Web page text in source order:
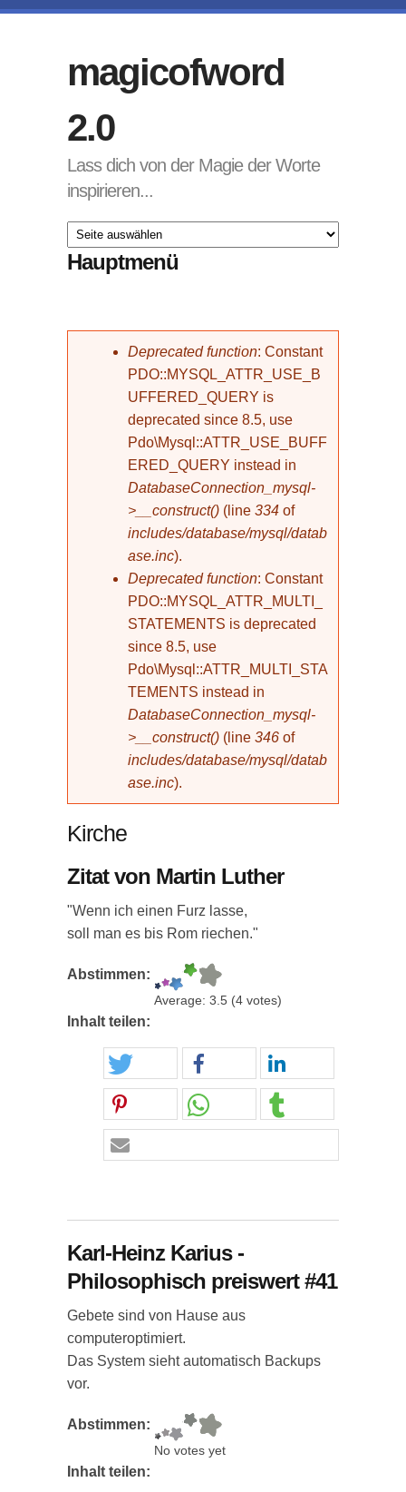
magicofword
2.0
Lass dich von der Magie der Worte
inspirieren...
Hauptmenü
Fehlermeldung
Deprecated function: Constant
PDO::MYSQL_ATTR_USE_B
UFFERED_QUERY is
deprecated since 8.5, use
Pdo\Mysql::ATTR_USE_BUFF
ERED_QUERY instead in
DatabaseConnection_mysql-
>__construct() (line 334 of
includes/database/mysql/datab
ase.inc).
Deprecated function: Constant
PDO::MYSQL_ATTR_MULTI_
STATEMENTS is deprecated
since 8.5, use
Pdo\Mysql::ATTR_MULTI_STA
TEMENTS instead in
DatabaseConnection_mysql-
>__construct() (line 346 of
includes/database/mysql/datab
ase.inc).
Kirche
Zitat von Martin Luther
"Wenn ich einen Furz lasse,
soll man es bis Rom riechen."
Abstimmen:
Average: 3.5 (4 votes)
Inhalt teilen:
Karl-Heinz Karius -
Philosophisch preiswert #41
Gebete sind von Hause aus
computeroptimiert.
Das System sieht automatisch Backups
vor.
Abstimmen:
No votes yet
Inhalt teilen: